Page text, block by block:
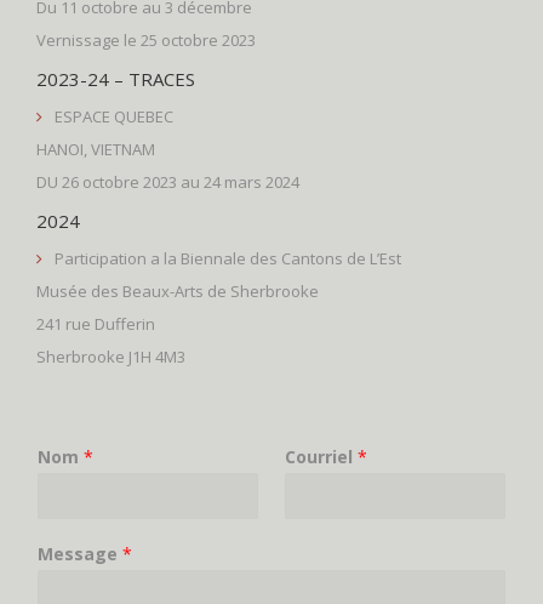
Du 11 octobre au 3 décembre
Vernissage le 25 octobre 2023
2023-24 – TRACES
ESPACE QUEBEC
HANOI, VIETNAM
DU 26 octobre 2023 au 24 mars 2024
2024
Participation a la Biennale des Cantons de L’Est
Musée des Beaux-Arts de Sherbrooke
241 rue Dufferin
Sherbrooke J1H 4M3
Nom * Courriel *
Message *